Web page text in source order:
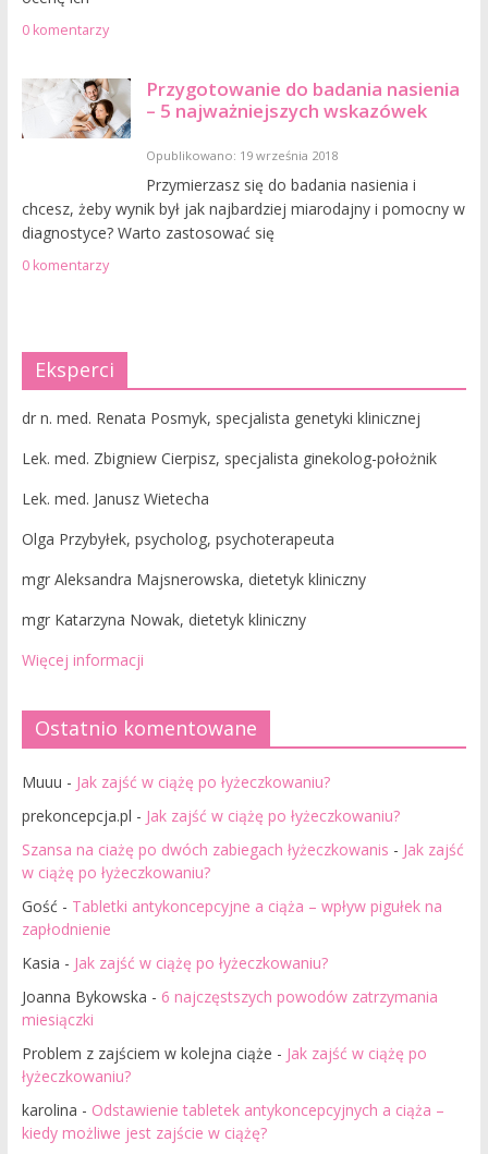
0 komentarzy
Przygotowanie do badania nasienia
– 5 najważniejszych wskazówek
Opublikowano: 19 września 2018
Przymierzasz się do badania nasienia i
chcesz, żeby wynik był jak najbardziej miarodajny i pomocny w
diagnostyce? Warto zastosować się
0 komentarzy
Eksperci
dr n. med. Renata Posmyk, specjalista genetyki klinicznej
Lek. med. Zbigniew Cierpisz, specjalista ginekolog-położnik
Lek. med. Janusz Wietecha
Olga Przybyłek, psycholog, psychoterapeuta
mgr Aleksandra Majsnerowska, dietetyk kliniczny
mgr Katarzyna Nowak, dietetyk kliniczny
Więcej informacji
Ostatnio komentowane
Muuu - Jak zajść w ciążę po łyżeczkowaniu?
prekoncepcja.pl - Jak zajść w ciążę po łyżeczkowaniu?
Szansa na ciażę po dwóch zabiegach łyżeczkowanis - Jak zajść
w ciążę po łyżeczkowaniu?
Gość - Tabletki antykoncepcyjne a ciąża – wpływ pigułek na
zapłodnienie
Kasia - Jak zajść w ciążę po łyżeczkowaniu?
Joanna Bykowska - 6 najczęstszych powodów zatrzymania
miesiączki
Problem z zajściem w kolejna ciąże - Jak zajść w ciążę po
łyżeczkowaniu?
karolina - Odstawienie tabletek antykoncepcyjnych a ciąża –
kiedy możliwe jest zajście w ciążę?